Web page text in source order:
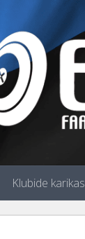
Klubide karikas